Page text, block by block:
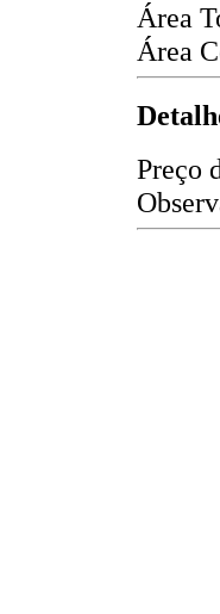
Área
Área
Preço